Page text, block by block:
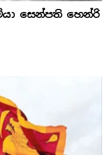
සෙන්පති හෙන්රි